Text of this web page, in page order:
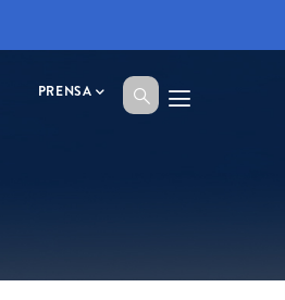
PRENSA